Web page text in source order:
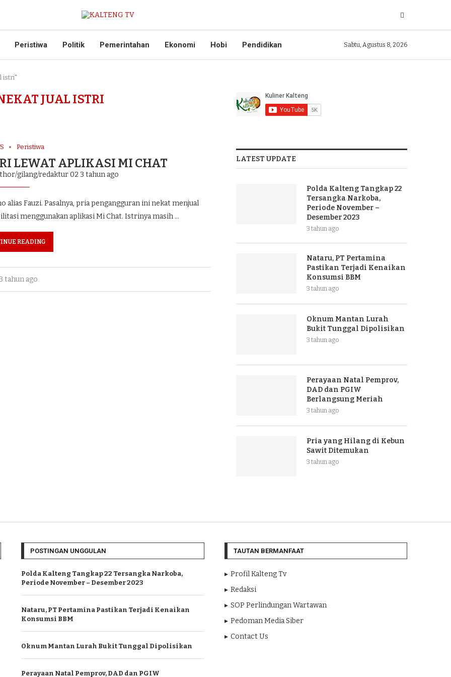
Peristiwa Politik Pemerintahan Ekonomi Hobi Pendidikan Sabtu, Agustus 8, 2026
istri"
JUAL ISTRI
Peristiwa
LEWAT APLIKASI MI CHAT
gilang/redaktur 02 3 tahun ago
alias Fauzi. Pasalnya, pria pengangguran ini nekat menjual
menggunakan aplikasi Mi Chat. Istrinya masih …
READING
tahun ago
LATEST UPDATE
Polda Kalteng Tangkap 22
Tersangka Narkoba,
Periode November –
Desember 2023
3 tahun ago
Nataru, PT Pertamina
Pastikan Terjadi Kenaikan
Konsumsi BBM
3 tahun ago
Oknum Mantan Lurah
Bukit Tunggal Dipolisikan
3 tahun ago
Perayaan Natal Pemprov,
DAD dan PGIW
Berlangsung Meriah
3 tahun ago
Pria yang Hilang di Kebun
Sawit Ditemukan
3 tahun ago
POSTINGAN UNGGULAN
Polda Kalteng Tangkap 22 Tersangka Narkoba,
Periode November – Desember 2023
Nataru, PT Pertamina Pastikan Terjadi Kenaikan
Konsumsi BBM
Oknum Mantan Lurah Bukit Tunggal Dipolisikan
Perayaan Natal Pemprov, DAD dan PGIW
TAUTAN BERMANFAAT
Profil Kalteng Tv
Redaksi
SOP Perlindungan Wartawan
Pedoman Media Siber
Contact Us